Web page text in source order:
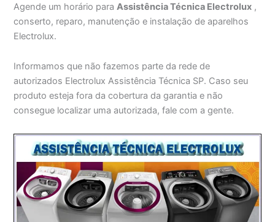
Agende um horário paraAssistência Técnica Electrolux ,
conserto, reparo, manutenção e instalação de aparelhos
Electrolux.
Informamos que não fazemos parte da rede de
autorizados Electrolux Assistência Técnica SP. Caso seu
produto esteja fora da cobertura da garantia e não
consegue localizar uma autorizada, fale com a gente.